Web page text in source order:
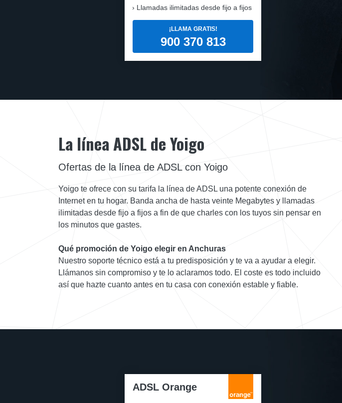
Llamadas ilimitadas desde fijo a fijos
¡LLAMA GRATIS!
900 370 813
La línea ADSL de Yoigo
Ofertas de la línea de ADSL con Yoigo
Yoigo te ofrece con su tarifa la línea de ADSL una potente conexión de
Internet en tu hogar. Banda ancha de hasta veinte Megabytes y llamadas
ilimitadas desde fijo a fijos a fin de que charles con los tuyos sin pensar en
los minutos que gastes.
Qué promoción de Yoigo elegir en Anchuras
Nuestro soporte técnico está a tu predisposición y te va a ayudar a elegir.
Llámanos sin compromiso y te lo aclaramos todo. El coste es todo incluido
así que hazte cuanto antes en tu casa con conexión estable y fiable.
ADSL Orange